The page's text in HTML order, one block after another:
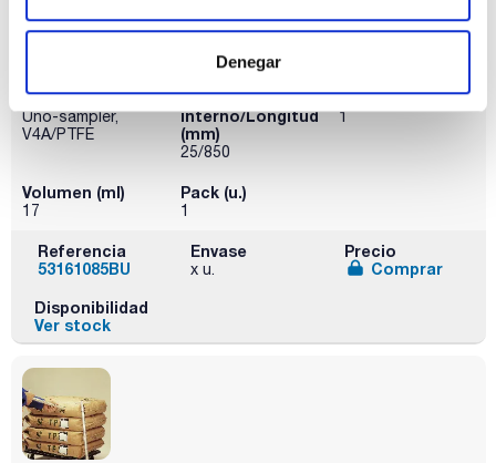
Denegar
Descripción
Uno-sampler,
V4A/PTFE
Diámetro
interno/Longitud
(mm)
25/850
Nº cámaras
1
Volumen (ml)
17
Pack (u.)
1
Referencia
53161085BU
Envase
x u.
Precio
Comprar
Disponibilidad
Ver stock